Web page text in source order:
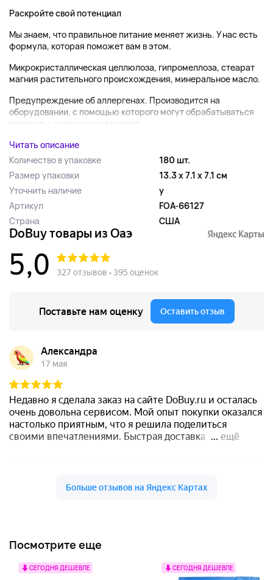
Раскройте свой потенциал
Мы знаем, что правильное питание меняет жизнь. У нас есть
формула, которая поможет вам в этом.
Микрокристаллическая целлюлоза, гипромеллоза, стеарат
магния растительного происхождения, минеральное масло.
Предупреждение об аллергенах. Производится на
оборудовании, с помощью которого могут обрабатываться
продукты, содержащие молоко,...
Читать описание
Количество в упаковке
180 шт.
Размер упаковки
13.3 x 7.1 x 7.1 см
Уточнить наличие
y
Артикул
FOA-66127
Страна
США
Посмотрите еще
СЕГОДНЯ ДЕШЕВЛЕ СЕГОДНЯ ДЕШЕВЛЕ